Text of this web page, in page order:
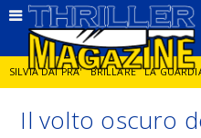
SILVIA DAI PRA' BRILLARE LA
JORGE DIAZ LA SPIA DELITTO IN
Il volto oscuro